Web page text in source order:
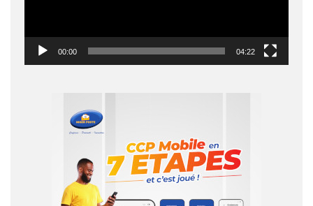
00:00 04:22